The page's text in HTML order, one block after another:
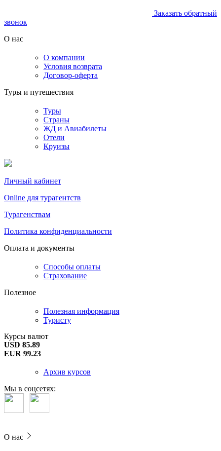
Заказать обратный
звонок
О нас
О компании
Условия возврата
Договор-оферта
Туры и путешествия
Туры
Страны
ЖД и Авиабилеты
Отели
Круизы
Личный кабинет
Online для турагентств
Турагенствам
Политика конфиденциальности
Оплата и документы
Способы оплаты
Страхование
Полезное
Полезная информация
Туристу
Курсы валют
USD 85.89
EUR 99.23
Архив курсов
Мы в соцсетях:
О нас